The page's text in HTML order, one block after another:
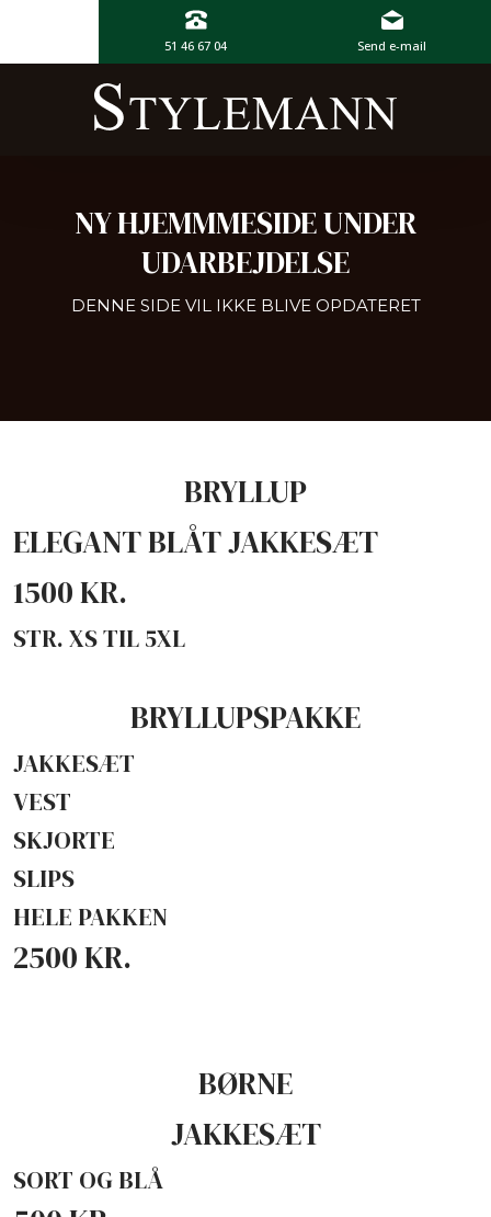
51 46 67 04 Send e-mail
NY HJEMMMESIDE UNDER
UDARBEJDELSE
DENNE SIDE VIL IKKE BLIVE OPDATERET​
BRYLLUP
ELEGANT BLÅT JAKKESÆT
1500 KR.
STR. XS TIL 5XL
BRYLLUPSPAKKE
JAKKESÆT
VEST
SKJORTE
SLIPS
HELE PAKKEN
2500 KR. ​
BØRNE
JAKKESÆT
SORT OG BLÅ